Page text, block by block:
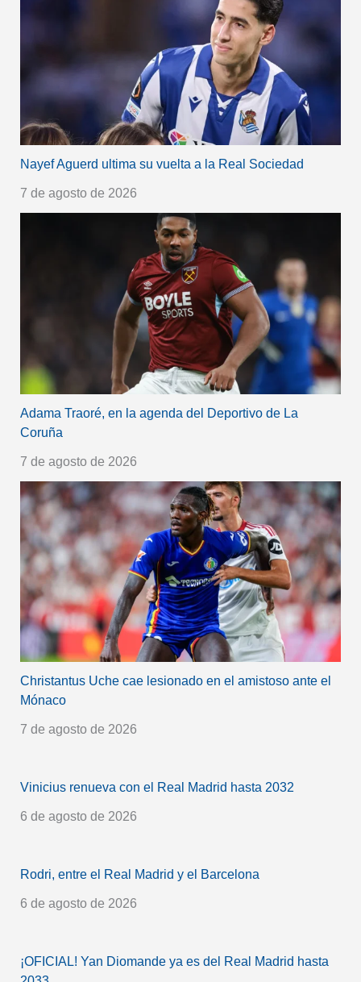
Nayef Aguerd ultima su vuelta a la Real Sociedad
7 de agosto de 2026
Adama Traoré, en la agenda del Deportivo de La
Coruña
7 de agosto de 2026
Christantus Uche cae lesionado en el amistoso ante el
Mónaco
7 de agosto de 2026
Vinicius renueva con el Real Madrid hasta 2032
6 de agosto de 2026
Rodri, entre el Real Madrid y el Barcelona
6 de agosto de 2026
¡OFICIAL! Yan Diomande ya es del Real Madrid hasta